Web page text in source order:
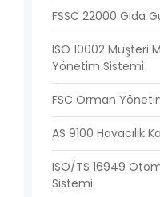
FSSC 22000 Gıda
ISO 10002 Müşteri
Yönetim Sistemi
FSC Orman
AS 9100 Havacılık
ISO/TS 16949
Sistemi